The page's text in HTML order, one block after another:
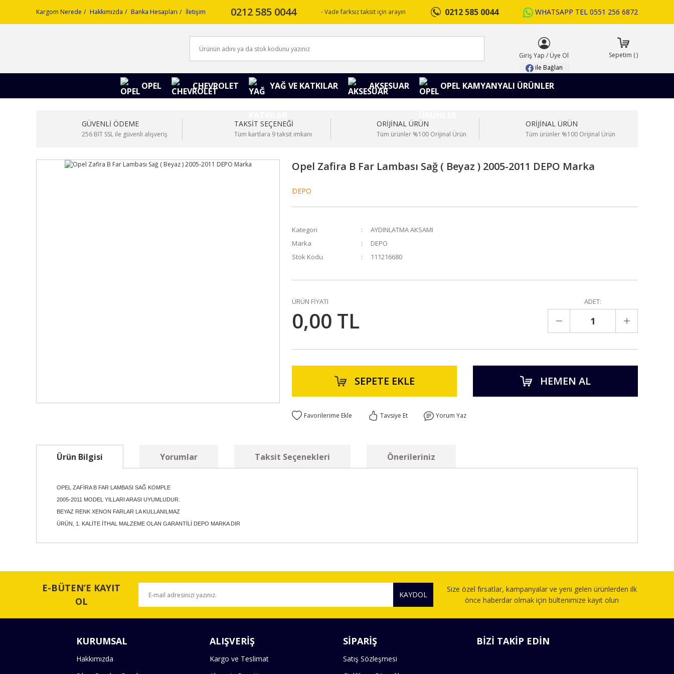
Kargom Nerede Hakkımızda Banka Hesapları İletişim 0212 585 0044 - Vade farksız taksit için arayın 0212 585 0044 WHATSAPP TEL 0551 256 6872
Giriş Yap / Üye Ol
ile Bağlan
Sepetim ()
OPEL CHEVROLET YAĞ VE KATKILAR AKSESUAR OPEL KAMYANYALI ÜRÜNLER
GÜVENLİ ÖDEME
256 BİT SSL ile güvenli alışveriş
TAKSİT SEÇENEĞİ
Tüm kartlara 9 taksit imkanı
ORİJİNAL ÜRÜN
Tüm ürünler %100 Orijinal Ürün
ORİJİNAL ÜRÜN
Tüm ürünler %100 Orijinal Ürün
Opel Zafira B Far Lambası Sağ ( Beyaz ) 2005-2011 DEPO Marka
DEPO
Kategori
AYDINLATMA AKSAMI
Marka
DEPO
Stok Kodu
111216680
ÜRÜN FİYATI
0,00 TL
ADET:
SEPETE EKLE HEMEN AL
Tavsiye Et Yorum Yaz
Ürün Bilgisi Yorumlar Taksit Seçenekleri Önerileriniz
OPEL ZAFİRA B FAR LAMBASI SAĞ KOMPLE
2005-2011 MODEL YILLARI ARASI UYUMLUDUR.
BEYAZ RENK XENON FARLAR LA KULLANILMAZ
ÜRÜN, 1. KALİTE İTHAL MALZEME OLAN GARANTİLİ DEPO MARKA DIR
Görüş ve önerileriniz için teşekkür ederiz.
Ürün resmi kalitesiz, bozuk veya görüntülenemiyor.
Ürün fiyatı diğer sitelerden daha pahalı.
Bu ürüne benzer farklı alternatifler olmalı.
E-BÜTEN’E KAYIT
OL
KAYDOL
Size özel fırsatlar, kampanyalar ve yeni gelen ürünlerden ilk
önce haberdar olmak için bültenimize kayıt olun
KURUMSAL
Hakkımızda
ALIŞVERİŞ
Kargo ve Teslimat
SİPARİŞ
Satış Sözleşmesi
BİZİ TAKİP EDİN